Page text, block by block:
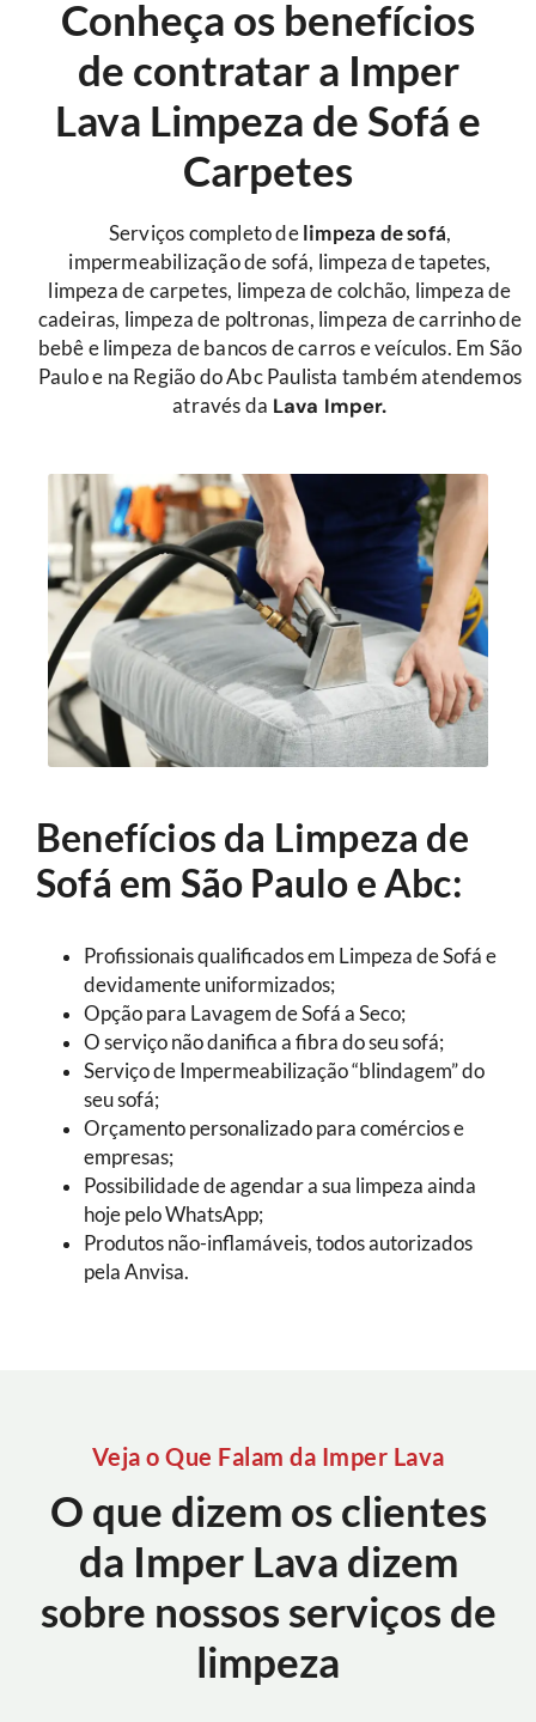
Conheça os benefícios
de contratar a Imper
Lava Limpeza de Sofá e
Carpetes
Serviços completo de limpeza de sofá,
impermeabilização de sofá, limpeza de tapetes,
limpeza de carpetes, limpeza de colchão, limpeza de
cadeiras, limpeza de poltronas, limpeza de carrinho de
bebê e limpeza de bancos de carros e veículos. Em São
Paulo e na Região do Abc Paulista também atendemos
através da Lava Imper.
Benefícios da Limpeza de
Sofá em São Paulo e Abc:
Profissionais qualificados em Limpeza de Sofá e
devidamente uniformizados;
Opção para Lavagem de Sofá a Seco;
O serviço não danifica a fibra do seu sofá;
Serviço de Impermeabilização “blindagem” do
seu sofá;
Orçamento personalizado para comércios e
empresas;
Possibilidade de agendar a sua limpeza ainda
hoje pelo WhatsApp;
Produtos não-inflamáveis, todos autorizados
pela Anvisa.
Veja o Que Falam da Imper Lava
O que dizem os clientes
da Imper Lava dizem
sobre nossos serviços de
limpeza